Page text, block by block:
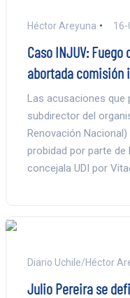
Héctor Areyuna
Caso INJUV:
abortada comisión
Las acusaciones que
subdirector del
Renovación
probidad por parte
concejala UDI por
Diario Uchile/Héctor
Julio Pereira se